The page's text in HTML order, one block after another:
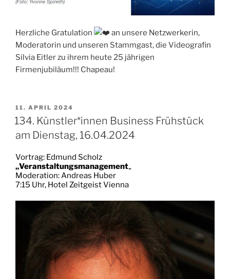
Herzliche Gratulation
an unsere Netzwerkerin,
Moderatorin und unseren Stammgast, die Videografin
Silvia Eitler zu ihrem heute 25 jährigen
Firmenjubiläum!!! Chapeau!
VERÖFFENTLICHT
AM
11. APRIL 2024
134. Künstler*innen Business Frühstück
am Dienstag, 16.04.2024
Vortrag: Edmund Scholz
„Veranstaltungsmanagement„
Moderation: Andreas Huber
7:15 Uhr, Hotel Zeitgeist Vienna